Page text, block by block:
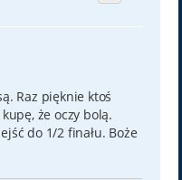
Raz pięknie ktoś
że oczy bolą.
do 1/2 finału. Boże